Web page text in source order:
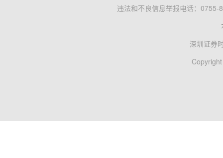
违法和不良信息举报电话：0755-
深圳证券